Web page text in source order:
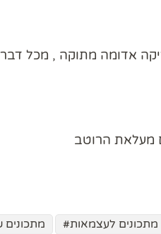
אדומה מתוקה , מכל
מעלאת הרוטב
מתכונים לעצמאות